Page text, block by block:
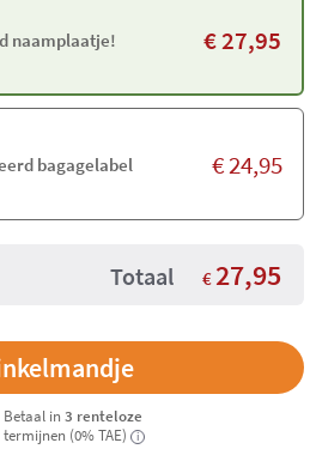
naamplaatje! €27,95
bagagelabel €24,95
Totaal € 27,95
Betaal in3 renteloze
termijnen (0% TAE)
i